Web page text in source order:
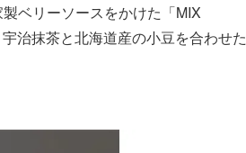
ベリーソースをかけた「MIX
治抹茶と北海道産の小豆を合わせた